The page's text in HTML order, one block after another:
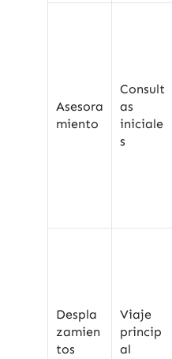
Asesora
miento
Consult
as
iniciale
s
Despla
zamien
tos
Viaje
princip
al